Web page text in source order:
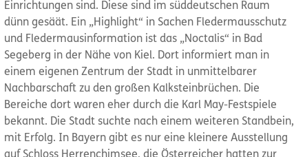
Einrichtungen sind. Diese sind im süddeutschen Raum
dünn gesäät. Ein „Highlight“ in Sachen Fledermausschutz
und Fledermausinformation ist das „Noctalis“ in Bad
Segeberg in der Nähe von Kiel. Dort informiert man in
einem eigenen Zentrum der Stadt in unmittelbarer
Nachbarschaft zu den großen Kalksteinbrüchen. Die
Bereiche dort waren eher durch die Karl May-Festspiele
bekannt. Die Stadt suchte nach einem weiteren Standbein,
mit Erfolg. In Bayern gibt es nur eine kleinere Ausstellung